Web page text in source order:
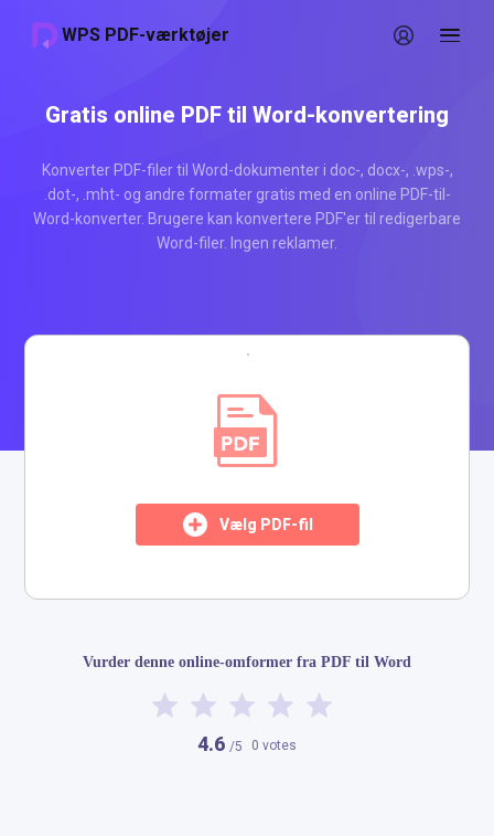
Gratis online PDF til Word-konvertering
Konverter PDF-filer til Word-dokumenter i doc-, docx-, .wps-,
.dot-, .mht- og andre formater gratis med en online PDF-til-
Word-konverter. Brugere kan konvertere PDF'er til redigerbare
Word-filer. Ingen reklamer.
Vælg PDF-fil
​​Vurder denne online-omformer fra PDF til Word​
4.6 /5 0 votes
WPS PDF-værktøjer